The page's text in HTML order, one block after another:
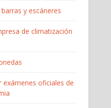
y escáneres
de climatización
exámenes oficiales de